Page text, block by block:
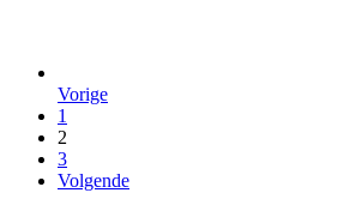
Vorige
1
2
3
Volgende